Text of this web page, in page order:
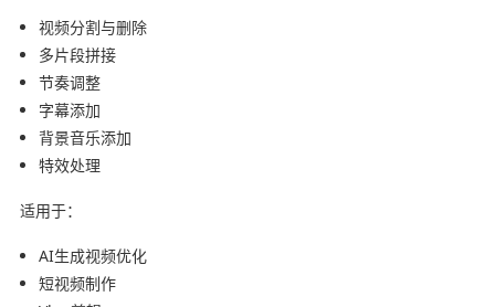
视频分割与删除
多片段拼接
节奏调整
字幕添加
背景音乐添加
特效处理
适用于：
AI生成视频优化
短视频制作